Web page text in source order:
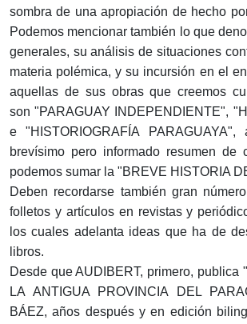
sombra de una apropiación de hecho
Podemos mencionar también lo que
generales, su análisis de situaciones
materia polémica, y su incursión en el
aquellas de sus obras que creemos
son "PARAGUAY INDEPENDIENTE",
e "HISTORIOGRAFÍA
brevísimo pero informado resumen de
podemos sumar la "BREVE HISTORIA
Deben recordarse también gran
folletos y artículos en revistas y
los cuales adelanta ideas que ha de
libros.
Desde que AUDIBERT, primero, publica
LA ANTIGUA PROVINCIA DEL
BÁEZ, años después y en edición